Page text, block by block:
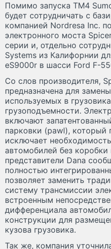
Помимо запуска TM4
будет сотрудничать с
компанией Nordresa Inc.
электронного моста
серии и, отдельно
Systems из Калифорнии
eS9000r в шасси Ford F-
Со слов производителя,
предназначена для
используемых в
грузоподъемности.
включают
парковки (pawl), который
исключает
автомобилей без коробки
представители Danа
полностью
позволяет заменить
систему трансмиссии
встроенным
дифференциала
конструкции для
кузова грузовика.
Так же, компания